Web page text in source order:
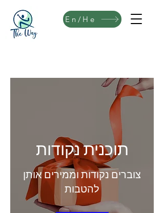
En/He
תוכנית נקודות
צוברים נקודות וממירים אותן
להטבות